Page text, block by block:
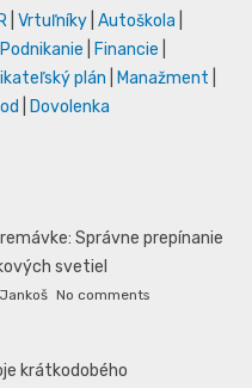
Vrtuľníky Autoškola
Podnikanie Financie
plán Manažment
Dovolenka
Správne prepínanie
svetiel
Jankoš No comments
krátkodobého